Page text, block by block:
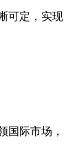
可定，实现
国际市场，